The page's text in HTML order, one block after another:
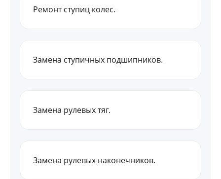
Ремонт ступиц колес.
Замена ступичных подшипников.
Замена рулевых тяг.
Замена рулевых наконечников.